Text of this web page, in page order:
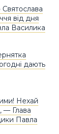
від дня
Василика
дають
Нехай
— Глава
Павла